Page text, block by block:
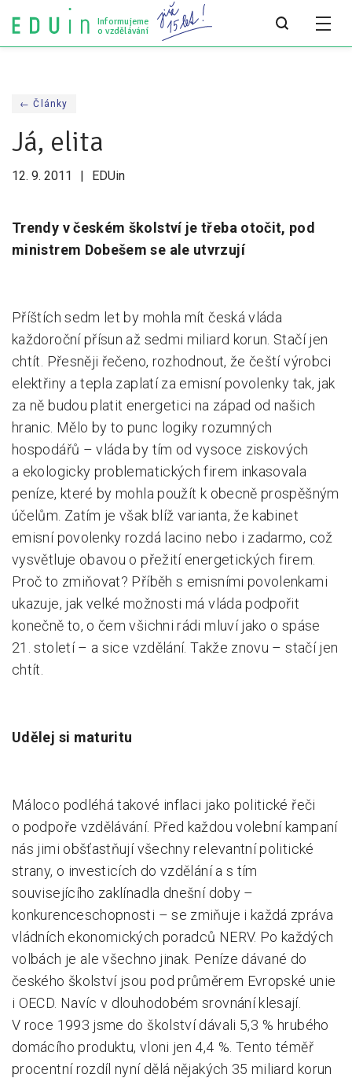
Informujeme
o vzdělávání
Všechny články
Všechny články
Týdeník bEDUin
Audit vzdělávacího systému
Všechny analýzy
Tiskové zprávy
Pro média
Pro zřizovatele
Konference Lepší škola
Kápézetka - průvodce pro zřizovatele
Klub zřizovatelů
O nás
O nás
Partneři a dárci
Kontakty
← Články
Já, elita
12. 9. 2011 EDUin
Trendy v českém školství je třeba otočit, pod
ministrem Dobešem se ale utvrzují
Příštích sedm let by mohla mít česká vláda
každoroční přísun až sedmi miliard korun. Stačí jen
chtít. Přesněji řečeno, rozhodnout, že čeští výrobci
elektřiny a tepla zaplatí za emisní povolenky tak, jak
za ně budou platit energetici na západ od našich
hranic. Mělo by to punc logiky rozumných
hospodářů – vláda by tím od vysoce ziskových
a ekologicky problematických firem inkasovala
peníze, které by mohla použít k obecně prospěšným
účelům. Zatím je však blíž varianta, že kabinet
emisní povolenky rozdá lacino nebo i zadarmo, což
vysvětluje obavou o přežití energetických firem.
Proč to zmiňovat? Příběh s emisními povolenkami
ukazuje, jak velké možnosti má vláda podpořit
konečně to, o čem všichni rádi mluví jako o spáse
21. století – a sice vzdělání. Takže znovu – stačí jen
chtít.
Udělej si maturitu
Máloco podléhá takové inflaci jako politické řeči
o podpoře vzdělávání. Před každou volební kampaní
nás jimi obšťastňují všechny relevantní politické
strany, o investicích do vzdělání a s tím
souvisejícího zaklínadla dnešní doby –
konkurenceschopnosti – se zmiňuje i každá zpráva
vládních ekonomických poradců NERV. Po každých
volbách je ale všechno jinak. Peníze dávané do
českého školství jsou pod průměrem Evropské unie
i OECD. Navíc v dlouhodobém srovnání klesají.
V roce 1993 jsme do školství dávali 5,3 % hrubého
domácího produktu, vloni jen 4,4 %. Tento téměř
procentní rozdíl nyní dělá nějakých 35 miliard korun